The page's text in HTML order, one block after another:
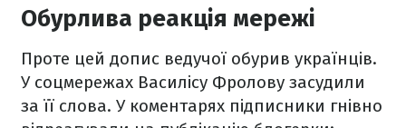
Обурлива реакція мережі
Проте цей допис ведучої обурив українців.
У соцмережах Василісу Фролову засудили
за її слова. У коментарях підписники гнівно